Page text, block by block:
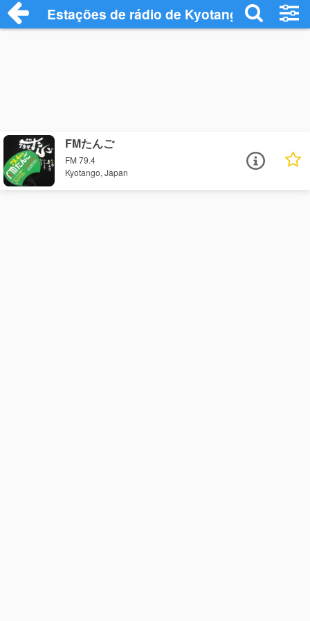
Estações de rádio de Kyotango - Ouça
FMたんご
FM 79.4
Kyotango, Japan